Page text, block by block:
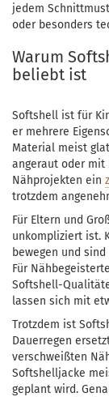
jedem
oder besonders
Warum
beliebt ist
Softshell ist für
er mehrere
Material meist
angeraut oder mit
Nähprojekten ein
trotzdem
Für Eltern und
unkompliziert ist.
bewegen und
Für
Softshell-
lassen sich mit
Trotzdem ist
Dauerregen
verschweißten
Softshelljacke
geplant wird.